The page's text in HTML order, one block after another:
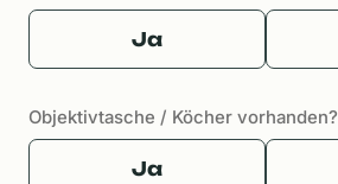
Ja
Objektivtasche / Köcher vorhanden?
Ja